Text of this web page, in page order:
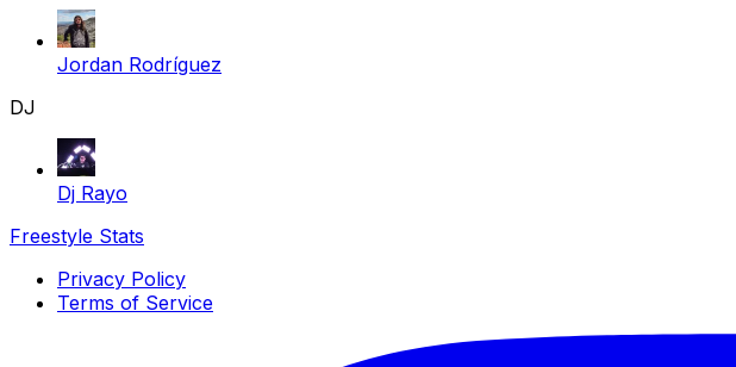
Jordan Rodríguez
DJ
Dj Rayo
Freestyle Stats
Privacy Policy
Terms of Service